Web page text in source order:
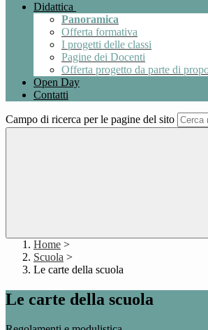
Didattica
Panoramica
Offerta formativa
I progetti delle classi
Pagine dei Docenti
Offerta progetto da parte di
Open Day
Contatti
Campo di ricerca per le pagine del sito
Home >
Scuola >
Le carte della scuola
Le carte della scuola